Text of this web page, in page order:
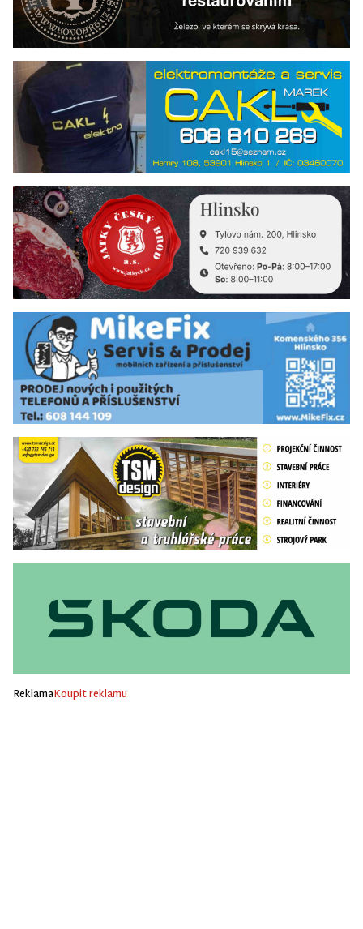
ReklamaKoupit reklamu